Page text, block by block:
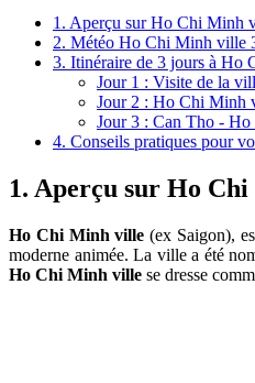
1. Aperçu sur Ho Chi Minh
2. Météo Ho Chi Minh ville
3. Itinéraire de 3 jours à Ho
Jour 1 : Visite de la
Jour 2 : Ho Chi Minh
Jour 3 : Can Tho -
4. Conseils pratiques pour
1. Aperçu sur Ho
Ho Chi Minh ville (ex Saigon),
moderne animée. La ville a été
Ho Chi Minh ville se dresse